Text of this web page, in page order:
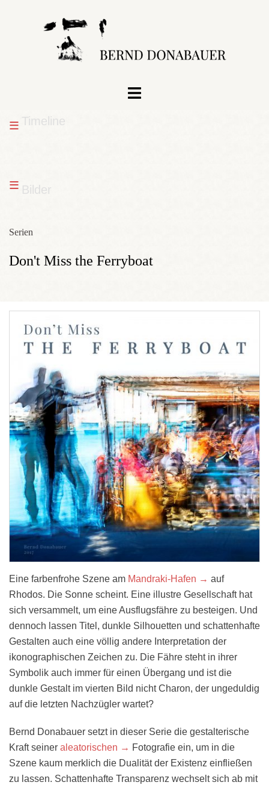
Menü
≡ Timeline
Serien
Don't Miss the Ferryboat
≡ Bilder
Eine farbenfrohe Szene am Mandraki-Hafen → auf
Rhodos. Die Sonne scheint. Eine illustre Gesellschaft hat
sich versammelt, um eine Ausflugsfähre zu besteigen. Und
dennoch lassen Titel, dunkle Silhouetten und schattenhafte
Gestalten auch eine völlig andere Interpretation der
ikonographischen Zeichen zu. Die Fähre steht in ihrer
Symbolik auch immer für einen Übergang und ist die
dunkle Gestalt im vierten Bild nicht Charon, der ungeduldig
auf die letzten Nachzügler wartet?
Bernd Donabauer setzt in dieser Serie die gestalterische
Kraft seiner aleatorischen → Fotografie ein, um in die
Szene kaum merklich die Dualität der Existenz einfließen
zu lassen. Schattenhafte Transparenz wechselt sich ab mit